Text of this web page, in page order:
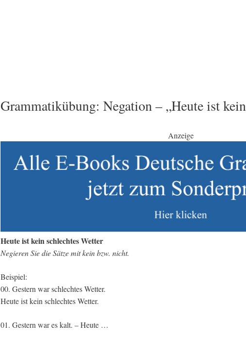
Grammatikübung: Negation – „Heute ist
Anzeige
Heute ist kein schlechtes Wetter
Negieren Sie die Sätze mit kein bzw. nicht.
Beispiel:
00. Gestern war schlechtes Wetter.
Heute ist kein schlechtes Wetter.
01. Gestern war es kalt. – Heute …